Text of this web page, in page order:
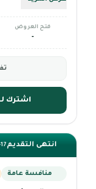
فتح العروض
-
اشترك
انتهى التقديم
منافسة عامة